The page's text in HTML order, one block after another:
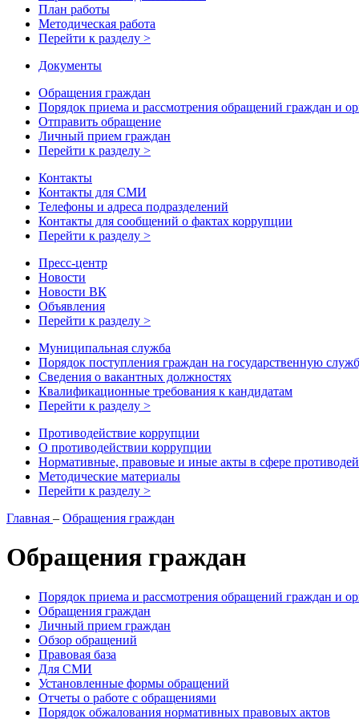
План работы
Методическая работа
Перейти к разделу >
Документы
Обращения граждан
Порядок приема и рассмотрения обращений граждан и
Отправить обращение
Личный прием граждан
Перейти к разделу >
Контакты
Контакты для СМИ
Телефоны и адреса подразделений
Контакты для сообщений о фактах коррупции
Перейти к разделу >
Пресс-центр
Новости
Новости ВК
Объявления
Перейти к разделу >
Муниципальная служба
Порядок поступления граждан на государственную
Сведения о вакантных должностях
Квалификационные требования к кандидатам
Перейти к разделу >
Противодействие коррупции
О противодействии коррупции
Нормативные, правовые и иные акты в сфере
Методические материалы
Перейти к разделу >
Главная – Обращения граждан
Обращения граждан
Порядок приема и рассмотрения обращений граждан и
Обращения граждан
Личный прием граждан
Обзор обращений
Правовая база
Для СМИ
Установленные формы обращений
Отчеты о работе с обращениями
Порядок обжалования нормативных правовых актов